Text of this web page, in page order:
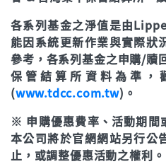
各系列基金之淨值是由
能因系統更新作業與實際狀
參考，各系列基金之申購/贖
保管結算所資料為準，
(www.tdcc.com.tw)。
※ 申購優惠費率、活動期間
本公司將於官網網站另行公
止，或調整優惠活動之權利。